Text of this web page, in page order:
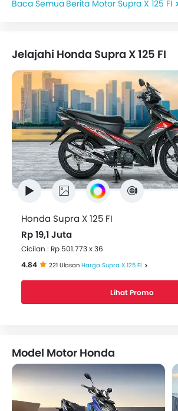
Harga...
Berita Motor Supra X 125 FI
Jelajahi Honda Supra X 125 FI
Honda Supra X 125 FI
Rp 19,1 Juta
Cicilan : Rp 501.773 x 36
4.84
221 Ulasan Harga Supra X 125 FI
Lihat Promo
Model Motor Honda